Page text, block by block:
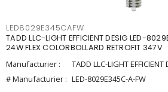
LED8029E345CAFW
TADD LLC-LIGHT EFFICIENT DESIG LED-
24W FLEX COLORBOLLARD RETROFIT 347V
Manufacturier :
TADD LLC-LIGHT EFFICIENT
# Manufacturier : LED-8029E345C-A-FW